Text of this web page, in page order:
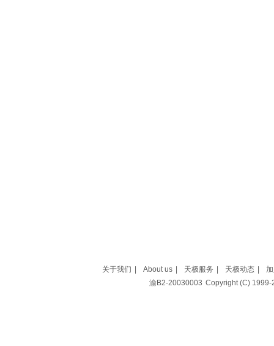
关于我们 About us 天极服务 天极动态
渝B2-20030003 Copyright (C) 1999-